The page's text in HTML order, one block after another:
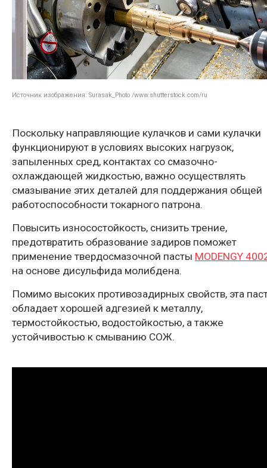
Источник изображения: Surasak_Photo /www.shutterstock.com/ru
Поскольку направляющие кулачков и сами кулачки
функционируют в условиях высоких нагрузок,
запыленных сред, контактах со смазочно-
охлаждающей жидкостью, важно осуществлять
смазывание этих деталей для поддержания общей
работоспособности токарного патрона.
Повысить износостойкость, снизить трение,
предотвратить образование задиров поможет
применение твердосмазочной пасты MODENGY
на основе дисульфида молибдена.
Помимо высоких противозадирных свойств, эта
обладает хорошей адгезией к металлу,
термостойкостью, водостойкостью, а также
устойчивостью к смыванию СОЖ.